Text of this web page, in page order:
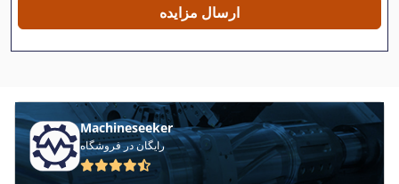
ارسال مزایده
Machineseeker
رایگان در فروشگاه